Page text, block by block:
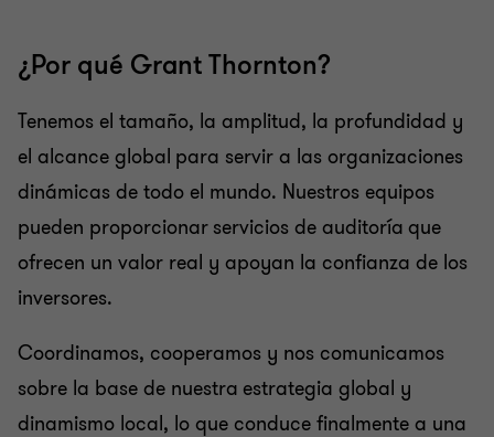
¿Por qué Grant Thornton?
Tenemos el tamaño, la amplitud, la profundidad y
el alcance global para servir a las organizaciones
dinámicas de todo el mundo. Nuestros equipos
pueden proporcionar servicios de auditoría que
ofrecen un valor real y apoyan la confianza de los
inversores.
Coordinamos, cooperamos y nos comunicamos
sobre la base de nuestra estrategia global y
dinamismo local, lo que conduce finalmente a una